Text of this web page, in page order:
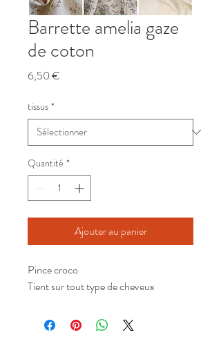
Barrette amelia gaze
de coton
6,50 €
tissus *
Quantité *
Ajouter au panier
Pince croco
Tient sur tout type de cheveux